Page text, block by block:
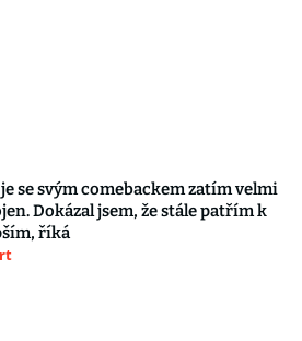
se svým comebackem zatím velmi
Dokázal jsem, že stále patřím k
říká